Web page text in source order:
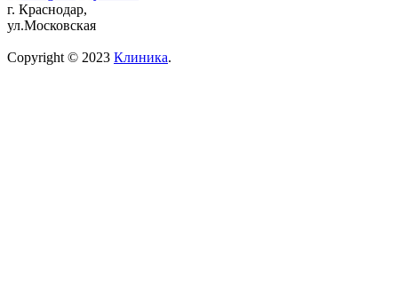
г. Краснодар,
ул.Московская
Copyright © 2023 Клиника.